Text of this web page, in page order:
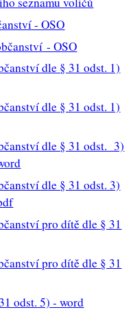
- OSO
- OSO
dle § 31 odst. 1)
dle § 31 odst. 1)
dle § 31 odst. 3)
dle § 31 odst. 3)
pro dítě dle § 31
pro dítě dle § 31
odst. 5) - word